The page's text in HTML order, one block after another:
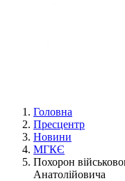
Головна
Пресцентр
Новини
МГКЄ
Похорон
Анатолійовича